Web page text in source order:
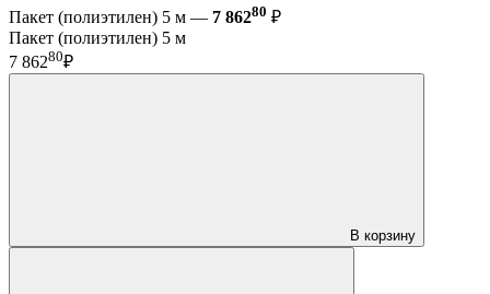
Пакет (полиэтилен) 5 м — 7 86280 ₽
Пакет (полиэтилен) 5 м
7 86280₽
В корзину